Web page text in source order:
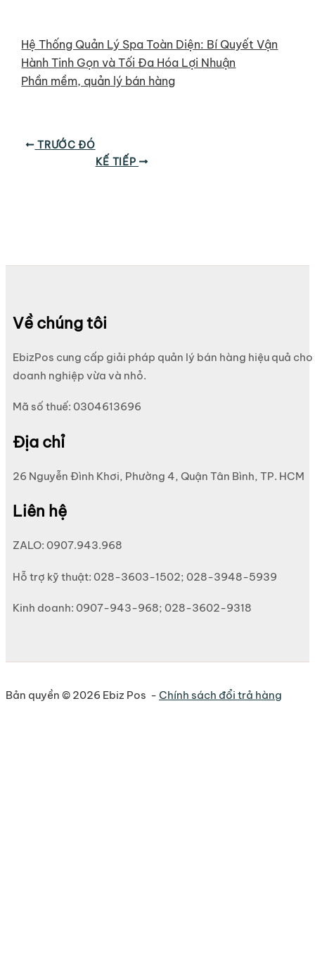
Hệ Thống Quản Lý Spa Toàn Diện: Bí Quyết Vận
Hành Tinh Gọn và Tối Đa Hóa Lợi Nhuận
Phần mềm, quản lý bán hàng
TRƯỚC ĐÓ
KẾ TIẾP
Về chúng tôi
EbizPos cung cấp giải pháp quản lý bán hàng hiệu quả cho
doanh nghiệp vừa và nhỏ.
Mã số thuế: 0304613696
Địa chỉ
26 Nguyễn Đình Khơi, Phường 4, Quận Tân Bình, TP. HCM
Liên hệ
ZALO: 0907.943.968
Hỗ trợ kỹ thuật: 028-3603-1502; 028-3948-5939
Kinh doanh: 0907-943-968; 028-3602-9318
Bản quyền © 2026 Ebiz Pos - Chính sách đổi trả hàng